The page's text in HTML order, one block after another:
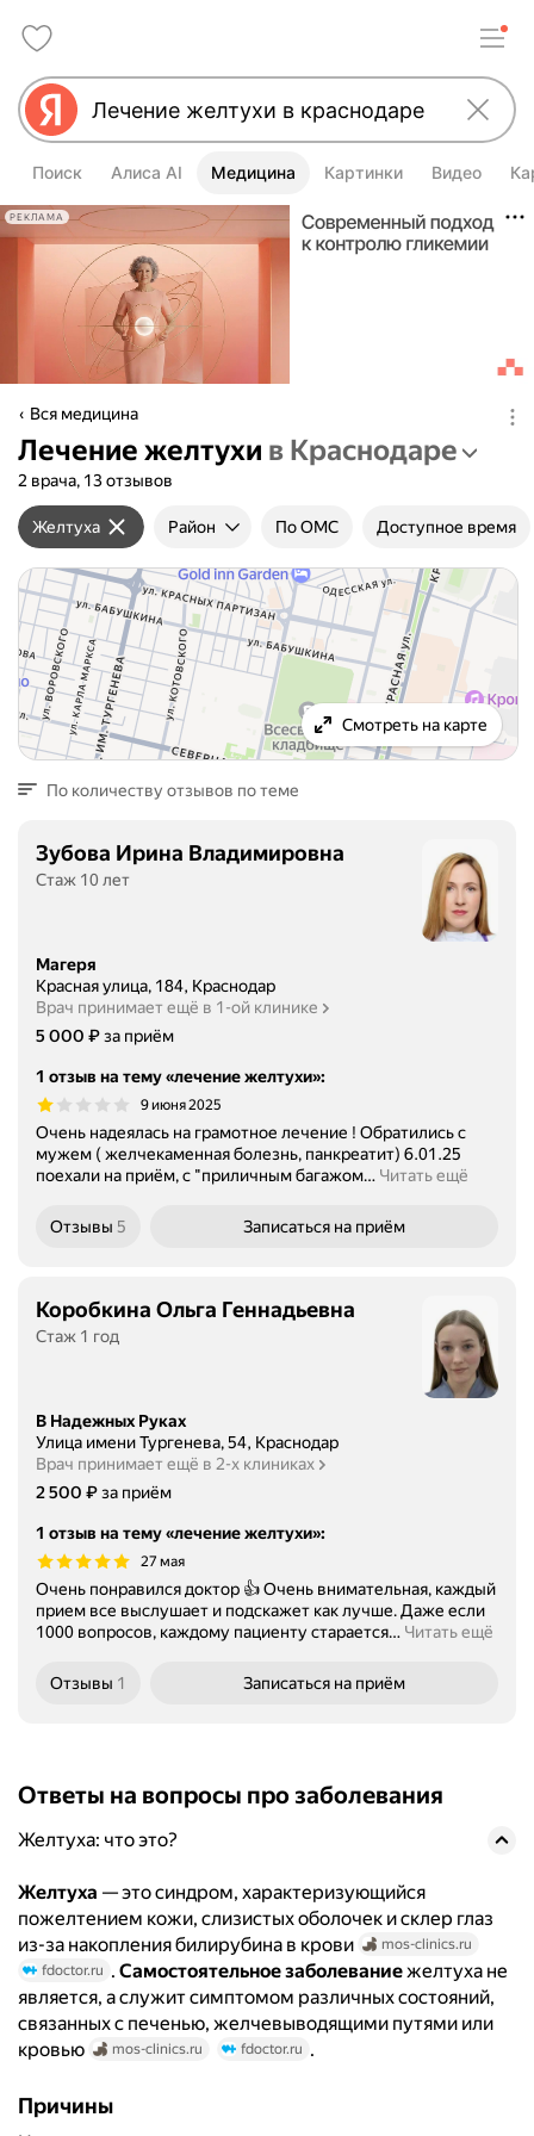
Поиск Алиса AI Медицина Картинки Видео
РЕКЛАМА
Вся медицина
Лечение желтухи в Краснодаре
2 врача, 13 отзывов
Желтуха Район По ОМС Доступное время
Смотреть на карте
По количеству отзывов по теме
Зубова Ирина Владимировна
Стаж 10 лет
Магеря
Красная улица, 184, Краснодар
Врач принимает ещё в 1-ой клинике
Цена
5000
5 000 ₽за приём
1 отзыв на тему «лечение желтухи»:
9 июня 2025
Очень надеялась на грамотное лечение ! Обратились с
мужем ( желчекаменная болезнь, панкреатит) 6.01.25
поехали на приём, с "приличным багажом… Читать ещё
Отзывы 5 Записаться на приём
Коробкина Ольга Геннадьевна
Стаж 1 год
В Надежных Руках
Улица имени Тургенева, 54, Краснодар
Врач принимает ещё в 2-х клиниках
Цена
2500
2 500 ₽за приём
1 отзыв на тему «лечение желтухи»:
27 мая
Очень понравился доктор 👍 Очень внимательная, каждый
прием все выслушает и подскажет как лучше. Даже если
1000 вопросов, каждому пациенту старается… Читать ещё
Отзывы 1 Записаться на приём
Ответы на вопросы про заболевания
Желтуха: что это?
Желтуха — это синдром, характеризующийся
пожелтением кожи, слизистых оболочек и склер глаз
из-за накопления билирубина в крови
mos-clinics.ru
fdoctor.ru . Самостоятельное заболеваниежелтуха не
является, а служит симптомом различных состояний,
связанных с печенью, желчевыводящими путями или
кровью
mos-clinics.ru fdoctor.ru .
Причины